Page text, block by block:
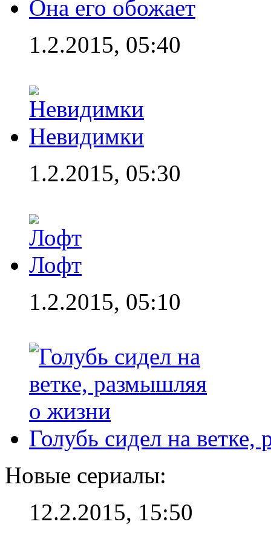
Она его обожает
1.2.2015, 05:40
Невидимки
1.2.2015, 05:30
Лофт
1.2.2015, 05:10
Голубь сидел на
Новые сериалы:
12.2.2015, 15:50